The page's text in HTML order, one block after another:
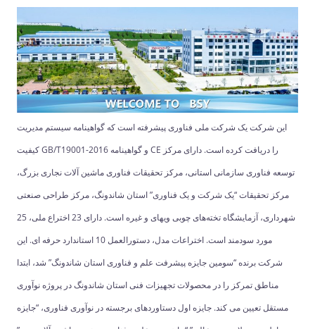
این شرکت یک شرکت ملی فناوری پیشرفته است که گواهینامه سیستم مدیریت
کیفیت GB/T19001-2016 و گواهینامه CE را دریافت کرده است. دارای مرکز
توسعه فناوری سازمانی استانی، مرکز تحقیقات فناوری ماشین آلات نجاری بزرگ،
مرکز تحقیقات “یک شرکت و یک فناوری” استان شاندونگ، مرکز طراحی صنعتی
شهرداری، آزمایشگاه تخته‌های چوبی ویهای و غیره است. دارای 23 اختراع ملی، 25
مورد سودمند است. اختراعات مدل، دستورالعمل 10 استاندارد حرفه ای. این
شرکت برنده “سومین جایزه پیشرفت علم و فناوری استان شاندونگ” شد، ابتدا
مناطق تمرکز را در محصولات تجهیزات فنی استان شاندونگ در پروژه نوآوری
مستقل تعیین می کند. جایزه اول دستاوردهای برجسته در نوآوری فناوری، “جایزه